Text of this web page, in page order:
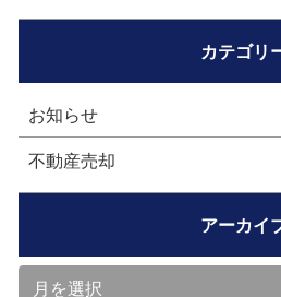
カテゴリ
お知らせ
不動産売却
アーカイ